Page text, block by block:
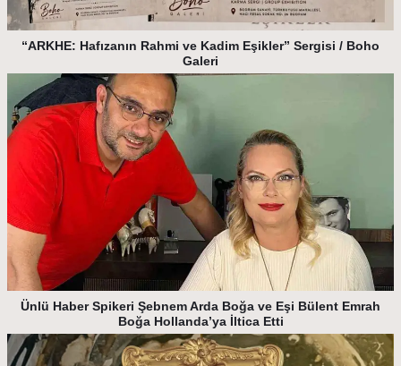
“ARKHE: Hafızanın Rahmi ve Kadim Eşikler” Sergisi / Boho
Galeri
Ünlü Haber Spikeri Şebnem Arda Boğa ve Eşi Bülent Emrah
Boğa Hollanda’ya İltica Etti